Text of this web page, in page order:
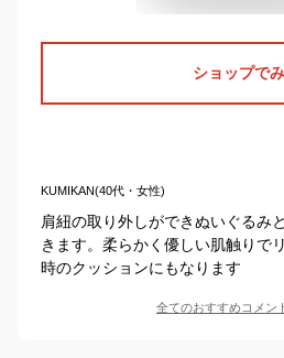
ショップで
KUMIKAN(40代・女性)
肩紐の取り外しができぬいぐるみ
きます。柔らかく優しい肌触りで
時のクッションにもなります
全てのおすすめコメン